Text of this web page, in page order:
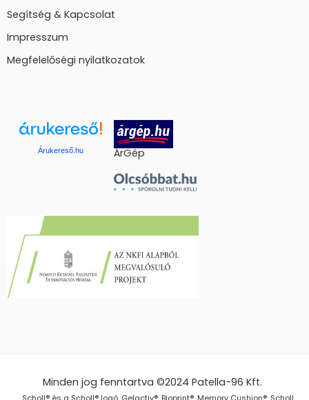
Segítség & Kapcsolat
Impresszum
Megfelelőségi nyilatkozatok
Árukereső.hu ÁrGép
Minden jog fenntartva ©2024Patella-96 Kft.
Scholl® és a Scholl® logó, Gelactiv®, Bioprint®, Memory Cushion®, Scholl